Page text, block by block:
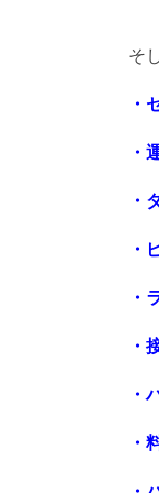
そ
・
・
・
・
・
・
・
・